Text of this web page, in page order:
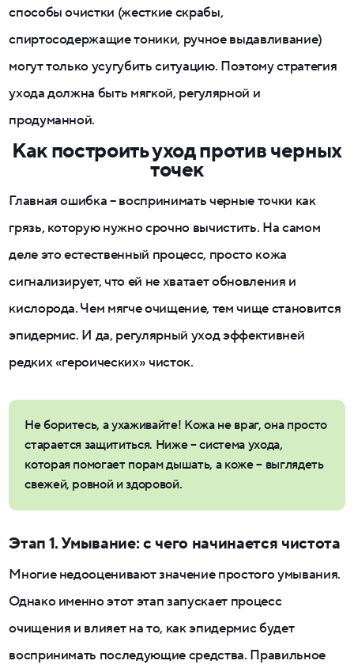
способы очистки (жесткие скрабы,
спиртосодержащие тоники, ручное выдавливание)
могут только усугубить ситуацию. Поэтому стратегия
ухода должна быть мягкой, регулярной и
продуманной.
Как построить уход против черных
точек
Главная ошибка – воспринимать черные точки как
грязь, которую нужно срочно вычистить. На самом
деле это естественный процесс, просто кожа
сигнализирует, что ей не хватает обновления и
кислорода. Чем мягче очищение, тем чище становится
эпидермис. И да, регулярный уход эффективней
редких «героических» чисток.
Не боритесь, а ухаживайте! Кожа не враг, она просто
старается защититься. Ниже – система ухода,
которая помогает порам дышать, а коже – выглядеть
свежей, ровной и здоровой.
Этап 1. Умывание: с чего начинается чистота
Многие недооценивают значение простого умывания.
Однако именно этот этап запускает процесс
очищения и влияет на то, как эпидермис будет
воспринимать последующие средства. Правильное